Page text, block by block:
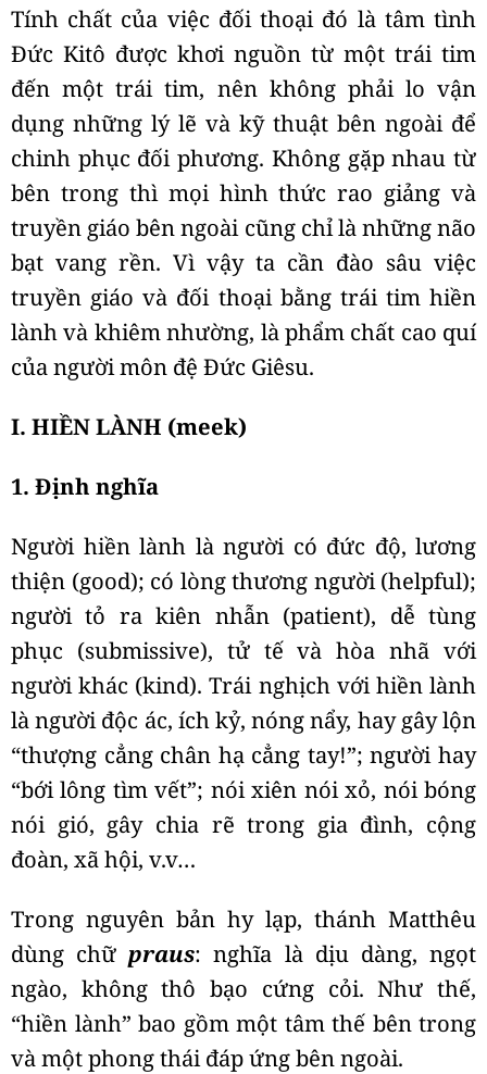
Tính chất của việc đối thoại đó là tâm tình
Đức Kitô được khơi nguồn từ một trái tim
đến một trái tim, nên không phải lo vận
dụng những lý lẽ và kỹ thuật bên ngoài để
chinh phục đối phương. Không gặp nhau từ
bên trong thì mọi hình thức rao giảng và
truyền giáo bên ngoài cũng chỉ là những não
bạt vang rền. Vì vậy ta cần đào sâu việc
truyền giáo và đối thoại bằng trái tim hiền
lành và khiêm nhường, là phẩm chất cao quí
của người môn đệ Đức Giêsu.
I. HIỀN LÀNH (meek)
1. Định nghĩa
Người hiền lành là người có đức độ, lương
thiện (good); có lòng thương người (helpful);
người tỏ ra kiên nhẫn (patient), dễ tùng
phục (submissive), tử tế và hòa nhã với
người khác (kind). Trái nghịch với hiền lành
là người độc ác, ích kỷ, nóng nẩy, hay gây lộn
“thượng cẳng chân hạ cẳng tay!”; người hay
“bới lông tìm vết”; nói xiên nói xỏ, nói bóng
nói gió, gây chia rẽ trong gia đình, cộng
đoàn, xã hội, v.v…
Trong nguyên bản hy lạp, thánh Matthêu
dùng chữpraus: nghĩa là dịu dàng, ngọt
ngào, không thô bạo cứng cỏi. Như thế,
“hiền lành” bao gồm một tâm thế bên trong
và một phong thái đáp ứng bên ngoài.